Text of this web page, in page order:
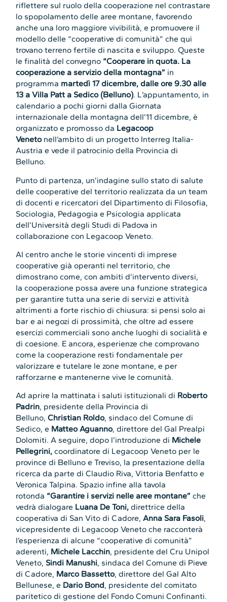
riflettere sul ruolo della cooperazione nel contrastare
lo spopolamento delle aree montane, favorendo
anche una loro maggiore vivibilità, e promuovere il
modello delle “cooperative di comunità” che qui
trovano terreno fertile di nascita e sviluppo. Queste
le finalità del convegno “Cooperare in quota. La
cooperazione a servizio della montagna” in
programma martedì 17 dicembre, dalle ore 9.30 alle
13 a Villa Patt a Sedico (Belluno). L’appuntamento, in
calendario a pochi giorni dalla Giornata
internazionale della montagna dell’11 dicembre, è
organizzato e promosso da Legacoop
Venetonell’ambito di un progetto Interreg Italia-
Austria e vede il patrocinio della Provincia di
Belluno.
Punto di partenza, un’indagine sullo stato di salute
delle cooperative del territorio realizzata da un team
di docenti e ricercatori del Dipartimento di Filosofia,
Sociologia, Pedagogia e Psicologia applicata
dell’Università degli Studi di Padova in
collaborazione con Legacoop Veneto.
Al centro anche le storie vincenti di imprese
cooperative già operanti nel territorio, che
dimostrano come, con ambiti d’intervento diversi,
la cooperazione possa avere una funzione strategica
per garantire tutta una serie di servizi e attività
altrimenti a forte rischio di chiusura: si pensi solo ai
bar e ai negozi di prossimità, che oltre ad essere
esercizi commerciali sono anche luoghi di socialità e
di coesione. E ancora, esperienze che comprovano
come la cooperazione resti fondamentale per
valorizzare e tutelare le zone montane, e per
rafforzarne e mantenerne vive le comunità.
Ad aprire la mattinata i saluti istituzionali di Roberto
Padrin, presidente della Provincia di
Belluno,Christian Roldo, sindaco del Comune di
Sedico, e Matteo Aguanno, direttore del Gal Prealpi
Dolomiti. A seguire, dopo l’introduzione di Michele
Pellegrini,coordinatore di Legacoop Veneto per le
province di Belluno e Treviso, la presentazione della
ricerca da parte di Claudio Riva, Vittoria Benfatto e
Veronica Talpina. Spazio infine alla tavola
rotonda “Garantire i servizi nelle aree montane”che
vedrà dialogare Luana De Toni,direttrice della
cooperativa di San Vito di Cadore,Anna Sara Fasoli,
vicepresidente di Legacoop Veneto che racconterà
l’esperienza di alcune “cooperative di comunità”
aderenti, Michele Lacchin, presidente del Cru Unipol
Veneto, Sindi Manushi, sindaca del Comune di Pieve
di Cadore, Marco Bassetto, direttore del Gal Alto
Bellunese, e Dario Bond, presidente del comitato
paritetico di gestione del Fondo Comuni Confinanti.